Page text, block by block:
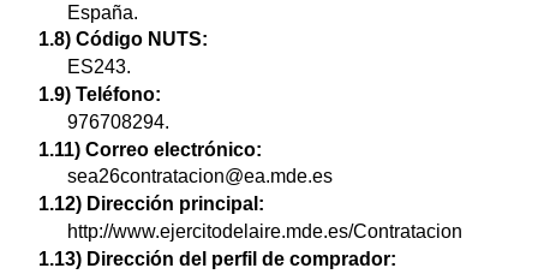
España.
1.8) Código NUTS:
ES243.
1.9) Teléfono:
976708294.
1.11) Correo electrónico:
sea26contratacion@ea.mde.es
1.12) Dirección principal:
http://www.ejercitodelaire.mde.es/Contratacion
1.13) Dirección del perfil de comprador: